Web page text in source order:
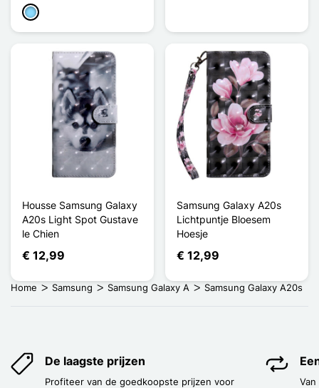
Licht Blauw
Housse Samsung Galaxy
A20s Light Spot Gustave
le Chien
€ 12,99
Samsung Galaxy A20s
Lichtpuntje Bloesem
Hoesje
€ 12,99
Home Samsung Samsung Galaxy A Samsung Galaxy A20s
De laagste prijzen
Profiteer van de goedkoopste prijzen voor